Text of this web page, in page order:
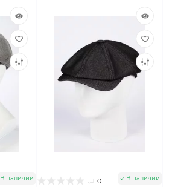
В наличии 0 В наличии